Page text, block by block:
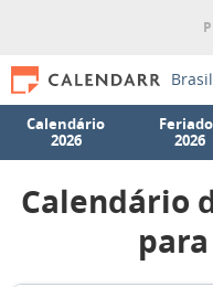
Brasil
Calendário
2026
2026
Calendário